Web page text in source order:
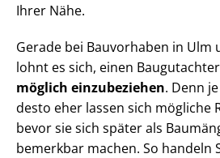
Ihrer Nähe.
Gerade bei Bauvorhaben in Ulm
lohnt es sich, einen Baugutachter
möglich einzubeziehen. Denn
desto eher lassen sich mögliche
bevor sie sich später als
bemerkbar machen. So handeln